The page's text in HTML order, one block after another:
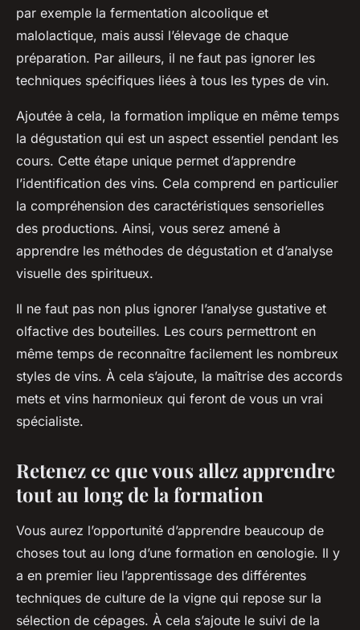
par exemple la fermentation alcoolique et
malolactique, mais aussi l’élevage de chaque
préparation. Par ailleurs, il ne faut pas ignorer les
techniques spécifiques liées à tous les types de vin.
Ajoutée à cela, la formation implique en même temps
la dégustation qui est un aspect essentiel pendant les
cours. Cette étape unique permet d’apprendre
l’identification des vins. Cela comprend en particulier
la compréhension des caractéristiques sensorielles
des productions. Ainsi, vous serez amené à
apprendre les méthodes de dégustation et d’analyse
visuelle des spiritueux.
Il ne faut pas non plus ignorer l’analyse gustative et
olfactive des bouteilles. Les cours permettront en
même temps de reconnaître facilement les nombreux
styles de vins. À cela s’ajoute, la maîtrise des accords
mets et vins harmonieux qui feront de vous un vrai
spécialiste.
Retenez ce que vous allez apprendre
tout au long de la formation
Vous aurez l’opportunité d’apprendre beaucoup de
choses tout au long d’une formation en œnologie. Il y
a en premier lieu l’apprentissage des différentes
techniques de culture de la vigne qui repose sur la
sélection de cépages. À cela s’ajoute le suivi de la